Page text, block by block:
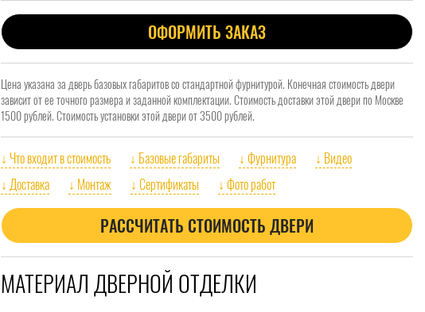
ОФОРМИТЬ ЗАКАЗ
Цена указана за дверь базовых габаритов со стандартной фурнитурой. Конечная стоимость двери
зависит от ее точного размера и заданной комплектации. Стоимость доставки этой двери по Москве
1500 рублей. Стоимость установки этой двери от 3500 рублей.
↓ Что входит в стоимость ↓ Базовые габариты ↓ Фурнитура
↓ Видео
↓ Доставка
↓ Монтаж ↓ Сертификаты ↓ Фото работ
РАССЧИТАТЬ СТОИМОСТЬ ДВЕРИ
МАТЕРИАЛ ДВЕРНОЙ ОТДЕЛКИ